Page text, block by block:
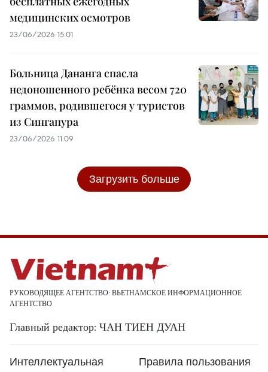
медицинских осмотров
23/06/2026 15:01
Больница Дананга спасла
недоношенного ребёнка весом 720
граммов, родившегося у туристов
из Сингапура
23/06/2026 11:09
Загрузить больше
РУКОВОДЯЩЕЕ АГЕНТСТВО: ВЬЕТНАМСКОЕ ИНФОРМАЦИОННОЕ
АГЕНТСТВО
Главный редактор: ЧАН ТИЕН ДУАН
Интеллектуальная
Правила пользования